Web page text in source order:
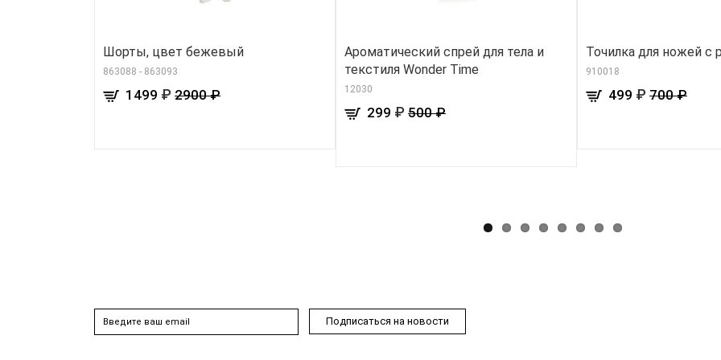
Шорты, цвет бежевый
863088 - 863093
1499 ₽ 2900 ₽
Ароматический спрей для тела и
текстиля Wonder Time
12030
299 ₽ 500 ₽
Точилка для ножей с
910018
499 ₽ 700 ₽